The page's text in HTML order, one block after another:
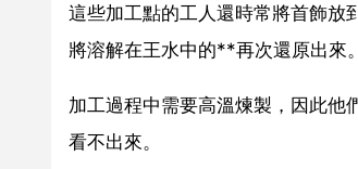
這些加工點的工人還時常將首飾放
將溶解在王水中的**再次還原出來
加工過程中需要高溫煉製，因此
看不出來。